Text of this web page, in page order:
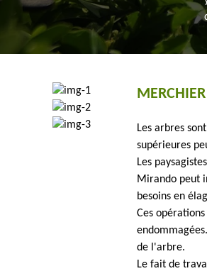
Les arbres
supérieures
Les
Mirando peut
besoins en
Ces
de l'arbre.
Le fait de